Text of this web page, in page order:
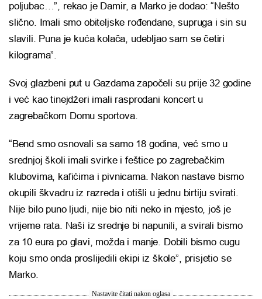
poljubac…”, rekao je Damir, a Marko je dodao: “Nešto
slično. Imali smo obiteljske rođendane, supruga i sin su
slavili. Puna je kuća kolača, udebljao sam se četiri
kilograma”.
Svoj glazbeni put u Gazdama započeli su prije 32 godine
i već kao tinejdžeri imali rasprodani koncert u
zagrebačkom Domu sportova.
“Bend smo osnovali sa samo 18 godina, već smo u
srednjoj školi imali svirke i feštice po zagrebačkim
klubovima, kafićima i pivnicama. Nakon nastave bismo
okupili škvadru iz razreda i otišli u jednu birtiju svirati.
Nije bilo puno ljudi, nije bio niti neko in mjesto, još je
vrijeme rata. Naši iz srednje bi napunili, a svirali bismo
za 10 eura po glavi, možda i manje. Dobili bismo cugu
koju smo onda proslijedili ekipi iz škole”, prisjetio se
Marko.
Nastavite čitati nakon oglasa